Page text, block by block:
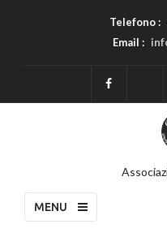
Telefono :
Email :
MENU